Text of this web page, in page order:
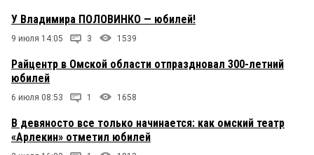
У Владимира ПОЛОВИНКО — юбилей!
9 июля 14:05 3 1539
Райцентр в Омской области отпраздновал 300-летний
юбилей
6 июля 08:53 1 1658
В девяносто все только начинается: как омский театр
«Арлекин» отметил юбилей